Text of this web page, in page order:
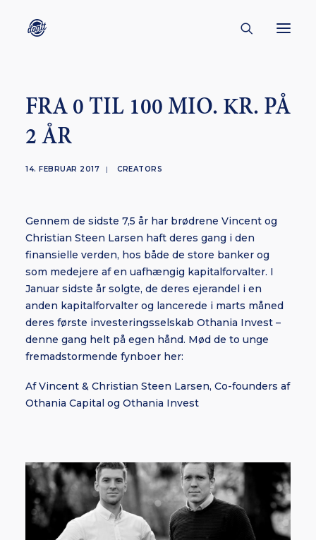
ABOUT
ENGLISH
CREATORS
INSPIRATION
SUBSCRIBE
FRA 0 TIL 100 MIO. KR. PÅ
2 ÅR
14. FEBRUAR 2017 | CREATORS
Gennem de sidste 7,5 år har brødrene Vincent og
Christian Steen Larsen haft deres gang i den
finansielle verden, hos både de store banker og
som medejere af en uafhængig kapitalforvalter. I
Januar sidste år solgte, de deres ejerandel i en
anden kapitalforvalter og lancerede i marts måned
deres første investeringsselskab Othania Invest –
denne gang helt på egen hånd. Mød de to unge
fremadstormende fynboer her:
Af Vincent & Christian Steen Larsen, Co-founders af
Othania Capital og Othania Invest